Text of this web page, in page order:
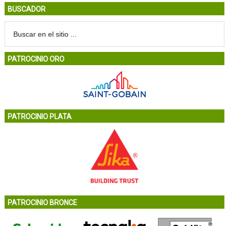
BUSCADOR
PATROCINIO ORO
PATROCINIO PLATA
PATROCINIO BRONCE